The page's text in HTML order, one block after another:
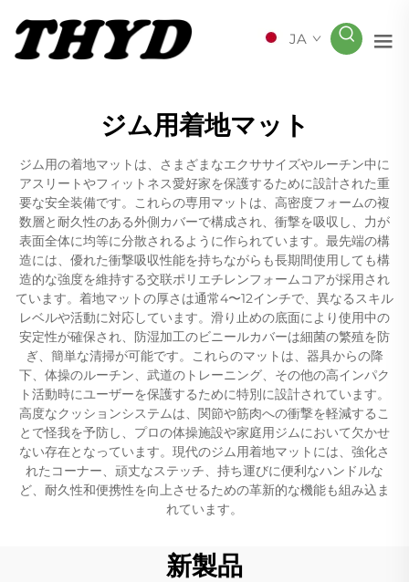
JA
ジム用着地マット
ジム用の着地マットは、さまざまなエクササイズやルーチン中に
アスリートやフィットネス愛好家を保護するために設計された重
要な安全装備です。これらの専用マットは、高密度フォームの複
数層と耐久性のある外側カバーで構成され、衝撃を吸収し、力が
表面全体に均等に分散されるように作られています。最先端の構
造には、優れた衝撃吸収性能を持ちながらも長期間使用しても構
造的な強度を維持する交联ポリエチレンフォームコアが採用され
ています。着地マットの厚さは通常4〜12インチで、異なるスキル
レベルや活動に対応しています。滑り止めの底面により使用中の
安定性が確保され、防湿加工のビニールカバーは細菌の繁殖を防
ぎ、簡単な清掃が可能です。これらのマットは、器具からの降
下、体操のルーチン、武道のトレーニング、その他の高インパク
ト活動時にユーザーを保護するために特別に設計されています。
高度なクッションシステムは、関節や筋肉への衝撃を軽減するこ
とで怪我を予防し、プロの体操施設や家庭用ジムにおいて欠かせ
ない存在となっています。現代のジム用着地マットには、強化さ
れたコーナー、頑丈なステッチ、持ち運びに便利なハンドルな
ど、耐久性和便携性を向上させるための革新的な機能も組み込ま
れています。
新製品